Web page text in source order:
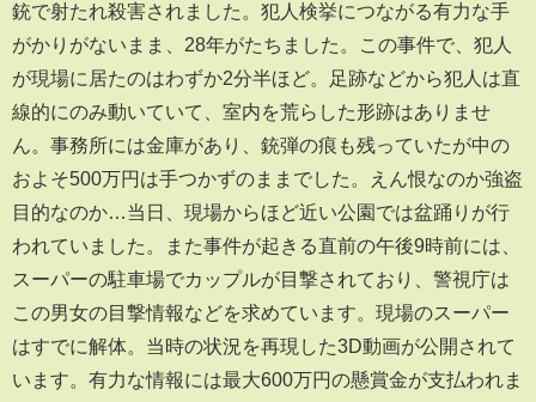
銃で射たれ殺害されました。犯人検挙につながる有力な手
がかりがないまま、28年がたちました。この事件で、犯人
が現場に居たのはわずか2分半ほど。足跡などから犯人は直
線的にのみ動いていて、室内を荒らした形跡はありませ
ん。事務所には金庫があり、銃弾の痕も残っていたが中の
およそ500万円は手つかずのままでした。えん恨なのか強盗
目的なのか…当日、現場からほど近い公園では盆踊りが行
われていました。また事件が起きる直前の午後9時前には、
スーパーの駐車場でカップルが目撃されており、警視庁は
この男女の目撃情報などを求めています。現場のスーパー
はすでに解体。当時の状況を再現した3D動画が公開されて
います。有力な情報には最大600万円の懸賞金が支払われま